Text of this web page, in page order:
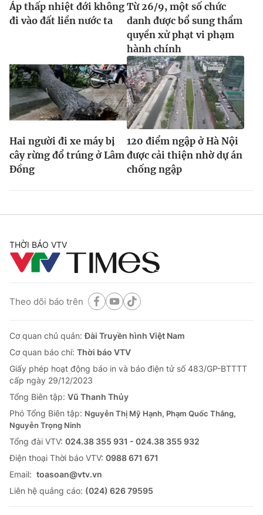
Áp thấp nhiệt đới không
đi vào đất liền nước ta
Từ 26/9, một số chức
danh được bổ sung thẩm
quyền xử phạt vi phạm
hành chính
Hai người đi xe máy bị
cây rừng đổ trúng ở Lâm
Đồng
120 điểm ngập ở Hà Nội
được cải thiện nhờ dự án
chống ngập
THỜI BÁO VTV
Theo dõi báo trên
Cơ quan chủ quản:Đài Truyền hình Việt Nam
Cơ quan báo chí: Thời báo VTV
Giấy phép hoạt động báo in và báo điện tử số 483/GP-BTTTT
cấp ngày 29/12/2023
Tổng Biên tập: Vũ Thanh Thủy
Phó Tổng Biên tập: Nguyễn Thị Mỹ Hạnh, Phạm Quốc Thắng,
Nguyễn Trọng Ninh
Tổng đài VTV: 024.38 355 931 - 024.38 355 932
Ðiện thoại Thời báo VTV: 0988 671 671
Email: toasoan@vtv.vn
Liên hệ quảng cáo: (024) 626 79595